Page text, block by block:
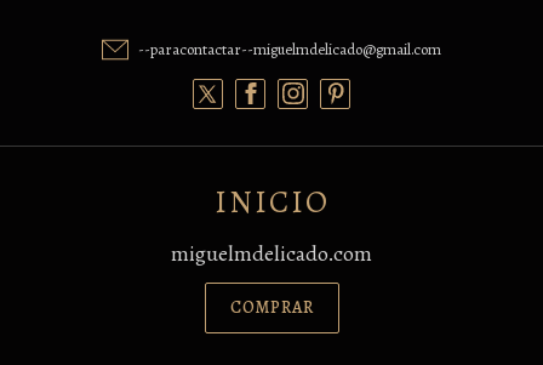
--paracontactar--miguelmdelicado@gmail.com
INICIO
miguelmdelicado.com
COMPRAR